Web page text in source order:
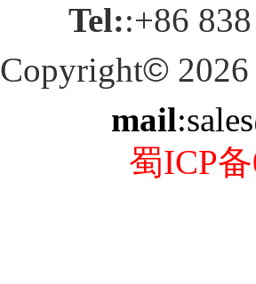
Tel::+86
Copyright© 2026
mail
蜀ICP